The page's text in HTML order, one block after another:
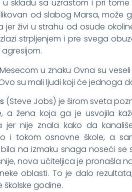
skladu sa uzrastom i pri
od slabog Marsa, može
jer živi u strahu od osude
strpljenjem i pre svega
u znaku Ovna su
su mali ljudi koji će jednoga
(Steve Jobs) je širom sveta
a žena koja ga je usvojila
jer nije znala kako da
i tokom osnovne škole, a
na izmaku snaga noseći
nova učiteljica je pronašla
oblasti. To je dalo
godine.